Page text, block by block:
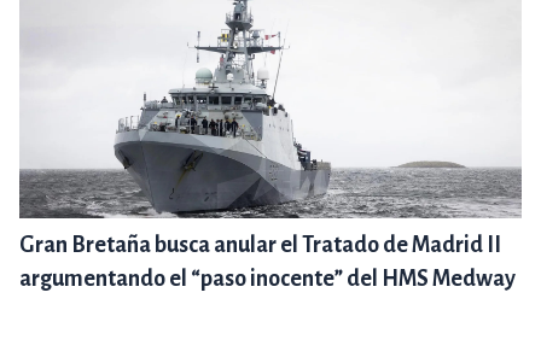
Gran Bretaña busca anular el Tratado de Madrid II
argumentando el “paso inocente” del HMS Medway